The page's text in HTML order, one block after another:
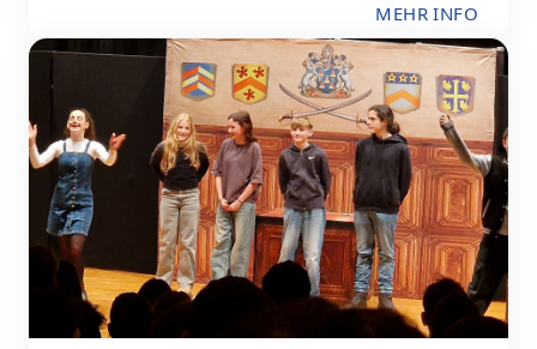
MEHR INFO